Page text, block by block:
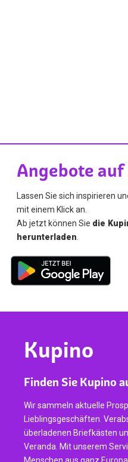
Angebote
Lassen Sie sich inspirieren
mit einem Klick an.
Ab jetzt können Sie die
herunterladen
Kupino
Finden Sie Kupino
Wir sammeln aktuelle
Lieblingsgeschäften.
überladenen Briefkästen
Veranda. Mit unserem
Menschen aus ganz